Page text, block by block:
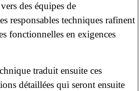
des équipes de
responsables techniques rafinent
fonctionnelles en exigences
traduit ensuite ces
détaillées qui seront ensuite